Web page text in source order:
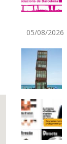
05/08/2026